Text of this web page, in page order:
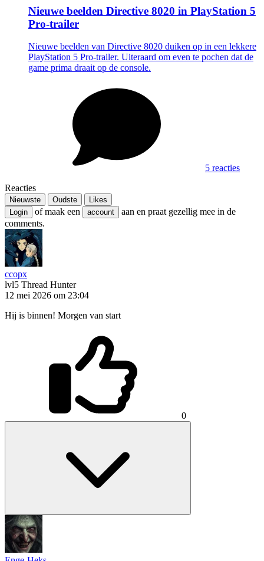
Nieuwe beelden Directive 8020 in PlayStation 5
Pro-trailer
Nieuwe beelden van Directive 8020 duiken op in een lekkere
PlayStation 5 Pro-trailer. Uiteraard om even te pochen dat de
game prima draait op de console.
5 reacties
Reacties
Nieuwste Oudste
Likes
Login
of maak een account
aan en praat gezellig mee in de
comments.
ccopx
lvl5 Thread Hunter
12 mei 2026 om 23:04
Hij is binnen! Morgen van start
0